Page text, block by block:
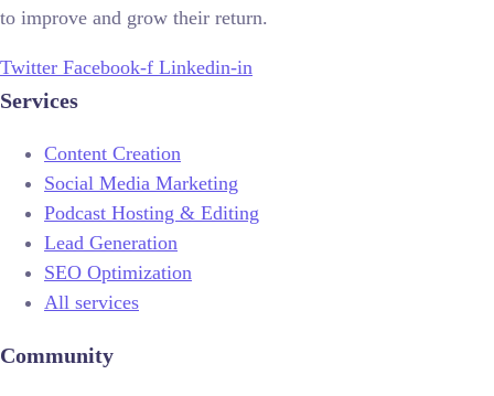
to improve and grow their return.
Twitter Facebook-f Linkedin-in
Services
Content Creation
Social Media Marketing
Podcast Hosting & Editing
Lead Generation
SEO Optimization
All services
Community